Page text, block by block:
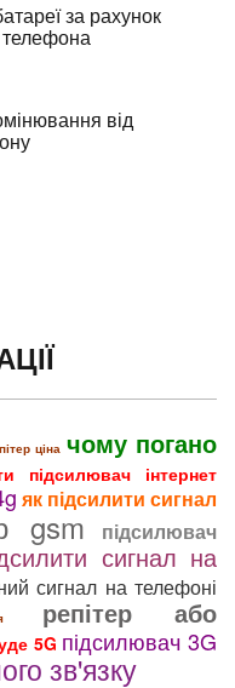
за рахунок
телефона
від
ціна чому погано
підсилювач інтернет
як підсилити сигнал
gsm
підсилювач
сигнал на
сигнал на телефоні
репітер або
5G підсилювач 3G
зв'язку